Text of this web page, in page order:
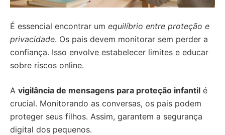
É essencial encontrar um equilíbrio entre proteção e
privacidade. Os pais devem monitorar sem perder a
confiança. Isso envolve estabelecer limites e educar
sobre riscos online.
A vigilância de mensagens para proteção infantil é
crucial. Monitorando as conversas, os pais podem
proteger seus filhos. Assim, garantem a segurança
digital dos pequenos.